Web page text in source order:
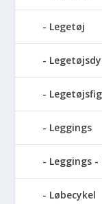
Legetøj
Leggings
Leggings -
Løbecykel